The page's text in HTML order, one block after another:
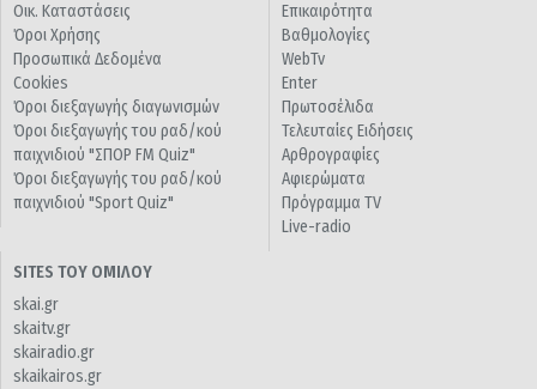
Οικ. Καταστάσεις
Όροι Χρήσης
Προσωπικά Δεδομένα
Cookies
Όροι διεξαγωγής διαγωνισμών
Όροι διεξαγωγής του ραδ/κού
παιχνιδιού "ΣΠΟΡ FM Quiz"
Όροι διεξαγωγής του ραδ/κού
παιχνιδιού "Sport Quiz"
Επικαιρότητα
Βαθμολογίες
WebTv
Enter
Πρωτοσέλιδα
Τελευταίες Ειδήσεις
Αρθρογραφίες
Αφιερώματα
Πρόγραμμα TV
Live-radio
SITES ΤΟΥ ΟΜΙΛΟΥ
skai.gr
skaitv.gr
skairadio.gr
skaikairos.gr